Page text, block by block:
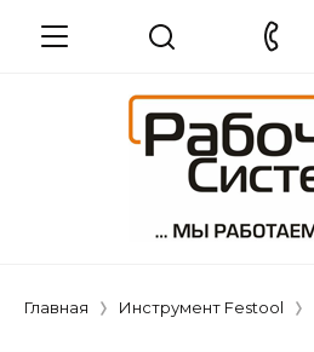
Главная Инструмент Festool